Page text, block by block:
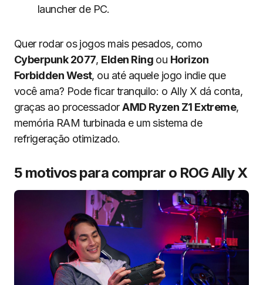
launcher de PC.
Quer rodar os jogos mais pesados, como
Cyberpunk 2077, Elden Ringou Horizon
Forbidden West, ou até aquele jogo indie que
você ama? Pode ficar tranquilo: o Ally X dá conta,
graças ao processadorAMD Ryzen Z1 Extreme,
memória RAM turbinada e um sistema de
refrigeração otimizado.
5 motivos para comprar o ROG Ally X